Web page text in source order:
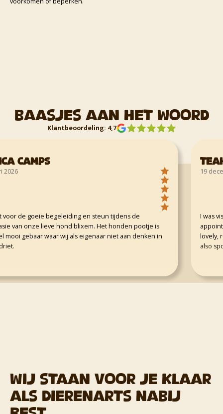
Baasjes aan het woord
Klantbeoordeling: 4,7
de goeie begeleiding en steun tijdens de
onze lieve hond blixem. Het honden pootje is
gebaar waar wij als eigenaar niet aan denken in
Teah
19
I was
lovely,
also
Wij staan voor je klaar
als dierenarts nabij